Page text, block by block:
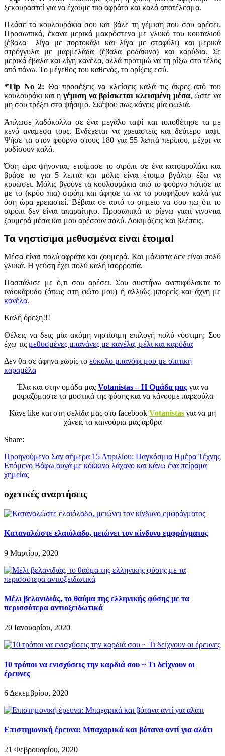
ξεκουραστεί για να έχουμε πιο αφράτο και καλό αποτέλεσμα.
Πλάσε τα κουλουράκια σου και βάλε τη γέμιση που σου αρέσει.
Προσωπικά, έκανα μερικά μακρόστενα με γλυκό του κουταλιού
(έβαλα λίγα με πορτοκάλι και λίγα με σταφύλι) και μερικά
στρόγγυλα με μαρμελάδα (έβαλα ροδάκινο) και καρύδια. Σε
μερικά έβαλα και λίγη κανέλα, αλλά προτιμώ να τη ρίξω στο τέλος
από πάνω. Το μέγεθος του καθενός, το ορίζεις εσύ.
*Tip Νο 2: Θα προσέξεις να κλείσεις καλά τις άκρες από του
κουλουράκι και η γέμιση να βρίσκεται κλεισμένη μέσα, ώστε να
μη σου τρέξει στο ψήσιμο. Σκέψου πως κάνεις μία φωλιά.
Άπλωσε λαδόκολλα σε ένα μεγάλο ταψί και τοποθέτησε τα με
κενό ανάμεσα τους. Ενδέχεται να χρειαστείς και δεύτερο ταψί.
Ψήσε τα στον φούρνο στους 180 για 55 λεπτά περίπου, μέχρι να
ροδίσουν καλά.
Όση ώρα ψήνονται, ετοίμασε το σιρόπι σε ένα κατσαρολάκι και
βράσε το για 5 λεπτά και μόλις είναι έτοιμο βγάλτο έξω να
κρυώσει. Μόλις βγούνε τα κουλουράκια από το φούρνο πότισε τα
με το (κρύο πια) σιρόπι και άφησε τα να το ρουφήξουν καλά για
όση ώρα χρειαστεί. Βέβαια σε αυτό το σημείο να σου πω ότι το
σιρόπι δεν είναι απαραίτητο. Προσωπικά το ρίχνω γιατί γίνονται
ζουμερά μέσα και μου αρέσουν πολύ. Δοκιμάζεις και βλέπεις.
Τα νηστίσιμα μεθυσμένα είναι έτοιμα!
Μέσα είναι πολύ αφράτα και ζουμερά. Και μάλιστα δεν είναι πολύ
γλυκά. Η γεύση έχει πολύ καλή ισορροπία.
Πασπάλισε με ό,τι σου αρέσει. Σου συστήνω ανεπιφύλακτα το
ινδοκάρυδο (όπως στη φώτο μου) ή αλλιώς μπορείς και άχνη με
κανέλα.
Καλή όρεξη!!!
Θέλεις να δεις μία ακόμη νηστίσιμη επιλογή πολύ νόστιμη; Σου
έχω τις μεθυσμένες μπανάνες με κανέλα, μέλι και καρύδια
Δεν θα σε άφηνα χωρίς το εύκολο μπανόφι μου με σπιτική
καραμέλα
Έλα και στην ομάδα μας Votanistas – Η Ομάδα μαςγια να
μοιραζόμαστε τα μυστικά της φύσης και να κάνουμε παρεούλα
Κάνε like και στη σελίδα μας στο facebook Votanistas για να μη
χάνεις τα καινούρια μας άρθρα
Share:
Προηγούμενο Σαν σήμερα 15 Απριλίου: Παγκόσμια Ημέρα Τέχνης
Επόμενο Βάφω αυγά με κόκκινο λάχανο και κάνω ένα πείραμα
χημείας
σχετικές αναρτήσεις
Καταναλώστε ελαιόλαδο, μειώνει τον κίνδυνο εμφράγματος
9 Μαρτίου, 2020
Μέλι βελανιδιάς, το θαύμα της ελληνικής φύσης με τα
περισσότερα αντιοξειδωτικά
20 Ιανουαρίου, 2020
10 τρόποι να ενισχύσεις την καρδιά σου ~ Τι δείχνουν οι
έρευνες
6 Δεκεμβρίου, 2020
Επιστημονική έρευνα: Μπαχαρικά και βότανα αντί για αλάτι
21 Φεβρουαρίου, 2020